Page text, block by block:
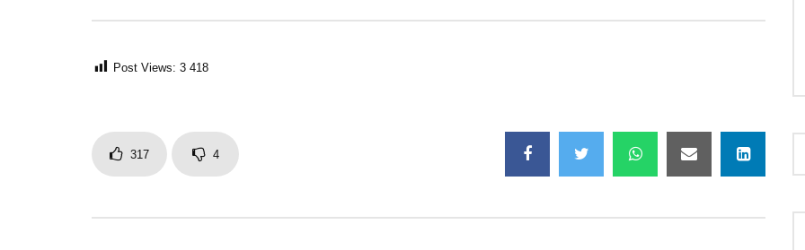
TUNASI _ DIM 14 AVRIL 2024
Post Views: 3 418
317 4